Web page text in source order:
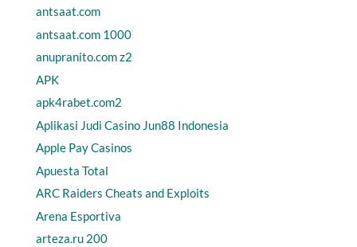
antsaat.com
antsaat.com 1000
anupranito.com z2
APK
apk4rabet.com2
Aplikasi Judi Casino Jun88 Indonesia
Apple Pay Casinos
Apuesta Total
ARC Raiders Cheats and Exploits
Arena Esportiva
arteza.ru 200